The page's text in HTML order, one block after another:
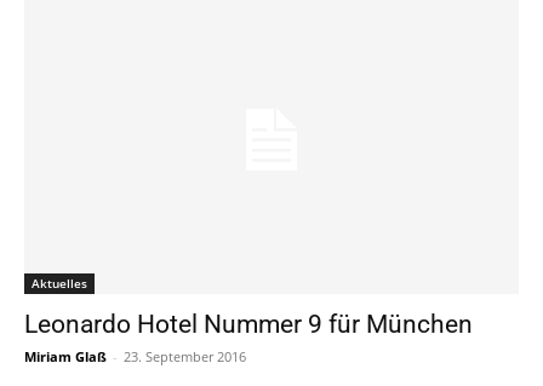
Aktuelles
Leonardo Hotel Nummer 9 für München
Miriam Glaß - 23. September 2016